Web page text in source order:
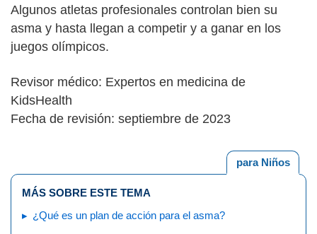
Algunos atletas profesionales controlan bien su
asma y hasta llegan a competir y a ganar en los
juegos olímpicos.
Revisor médico: Expertos en medicina de
KidsHealth
Fecha de revisión: septiembre de 2023
para Niños
MÁS SOBRE ESTE TEMA
¿Qué es un plan de acción para el asma?